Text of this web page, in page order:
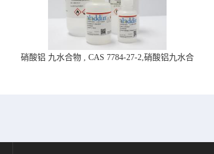
硝酸铝 九水合物 , CAS 7784-27-2,硝酸铝九水合